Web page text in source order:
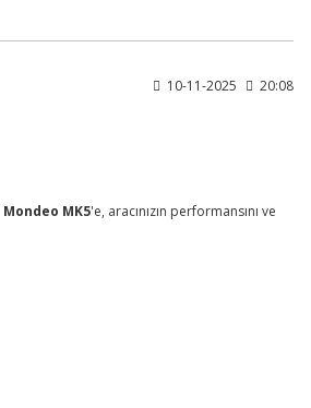
10-11-2025 20:08
Mondeo MK5'e, aracınızın performansını ve